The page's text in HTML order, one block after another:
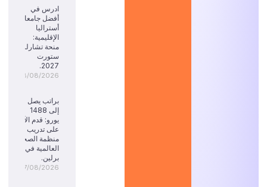
ادرس في
أفضل جامعات
أستراليا
الإقليمية:
منحة تشارلز
ستورت
2027.
08/08/2026
براتب يصل
إلى 1488
يورو: قدم الآن
على تدريب
منظمة الصحة
العالمية في
برلين.
07/08/2026